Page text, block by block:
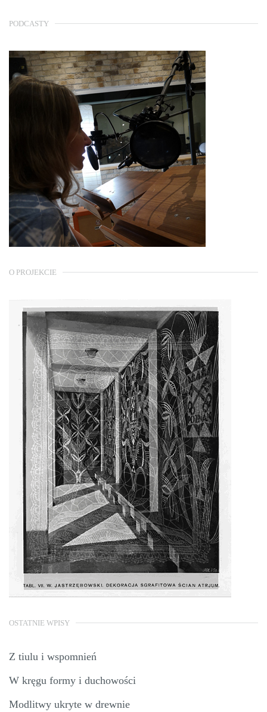
PODCASTY
O PROJEKCIE
OSTATNIE WPISY
Z tiulu i wspomnień
W kręgu formy i duchowości
Modlitwy ukryte w drewnie